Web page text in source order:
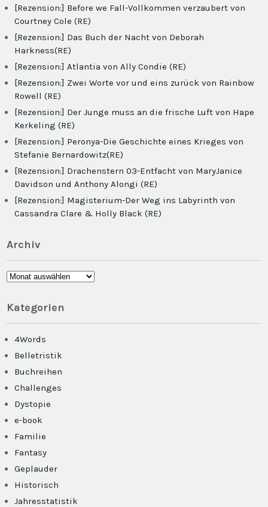
[Rezension:] Before we Fall-Vollkommen verzaubert von
Courtney Cole (RE)
[Rezension:] Das Buch der Nacht von Deborah
Harkness(RE)
[Rezension:] Atlantia von Ally Condie (RE)
[Rezension:] Zwei Worte vor und eins zurück von Rainbow
Rowell (RE)
[Rezension:] Der Junge muss an die frische Luft von Hape
Kerkeling (RE)
[Rezension:] Peronya-Die Geschichte eines Krieges von
Stefanie Bernardowitz(RE)
[Rezension:] Drachenstern 03-Entfacht von MaryJanice
Davidson und Anthony Alongi (RE)
[Rezension:] Magisterium-Der Weg ins Labyrinth von
Cassandra Clare & Holly Black (RE)
Archiv
Archiv
Kategorien
4Words
Belletristik
Buchreihen
Challenges
Dystopie
e-book
Familie
Fantasy
Geplauder
Historisch
Jahresstatistik